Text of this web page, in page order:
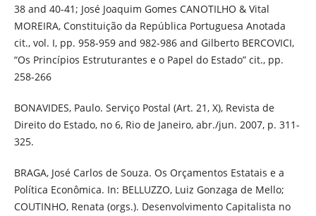
38 and 40-41; José Joaquim Gomes CANOTILHO & Vital
MOREIRA, Constituição da República Portuguesa Anotada
cit., vol. I, pp. 958-959 and 982-986 and Gilberto BERCOVICI,
“Os Princípios Estruturantes e o Papel do Estado” cit., pp.
258-266
BONAVIDES, Paulo. Serviço Postal (Art. 21, X), Revista de
Direito do Estado, no 6, Rio de Janeiro, abr./jun. 2007, p. 311-
325.
BRAGA, José Carlos de Souza. Os Orçamentos Estatais e a
Política Econômica. In: BELLUZZO, Luiz Gonzaga de Mello;
COUTINHO, Renata (orgs.). Desenvolvimento Capitalista no